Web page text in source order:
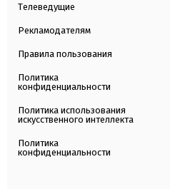
Телеведущие
Рекламодателям
Правила пользования
Политика
конфиденциальности
Политика использования
искусственного интеллекта
Политика
конфиденциальности